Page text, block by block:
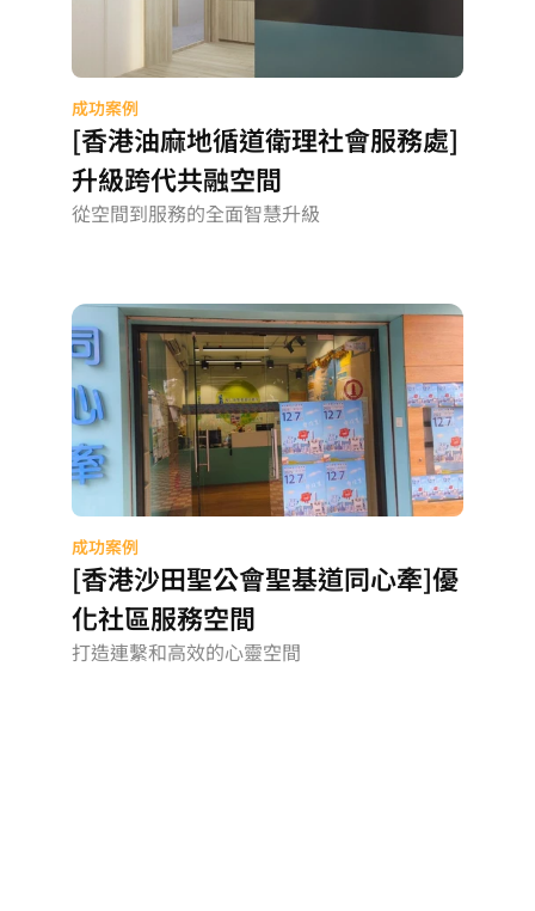
成功案例
[香港油麻地循道衛理社會服務處]
升級跨代共融空間
從空間到服務的全面智慧升級
成功案例
[香港沙田聖公會聖基道同心牽]優
化社區服務空間
打造連繫和高效的心靈空間